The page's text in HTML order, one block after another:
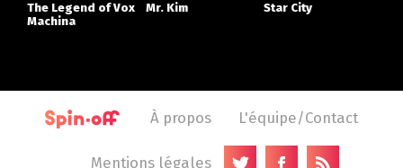
The Legend of Vox
Machina
Mr. Kim Star City
À propos L'équipe/Contact
Mentions légales